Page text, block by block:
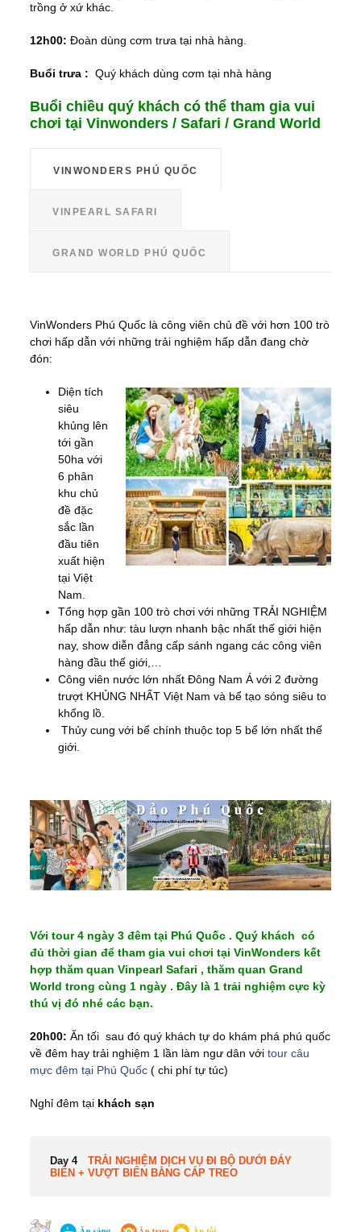
trồng ở xứ khác.
12h00: Đoàn dùng cơm trưa tại nhà hàng.
Buổi trưa : Quý khách dùng cơm tại nhà hàng
Buổi chiều quý khách có thể tham gia vui
chơi tại Vinwonders / Safari / Grand World
VINWONDERS PHÚ QUỐC
VINPEARL SAFARI
GRAND WORLD PHÚ QUỐC
VinWonders Phú Quốc là công viên chủ đề với hơn 100 trò
chơi hấp dẫn với những trải nghiệm hấp dẫn đang chờ
đón:
Diện tích
siêu
khủng lên
tới gần
50ha với
6 phân
khu chủ
đề đặc
sắc lần
đầu tiên
xuất hiện
tại Việt
Nam.
Tổng hợp gần 100 trò chơi với những TRẢI NGHIỆM
hấp dẫn như: tàu lượn nhanh bậc nhất thế giới hiện
nay, show diễn đẳng cấp sánh ngang các công viên
hàng đầu thế giới,…
Công viên nước lớn nhất Đông Nam Á với 2 đường
trượt KHỦNG NHẤT Việt Nam và bể tạo sóng siêu to
khổng lồ.
Thủy cung với bể chính thuộc top 5 bể lớn nhất thế
giới.
Với tour 4 ngày 3 đêm tại Phú Quốc . Quý khách có
đủ thời gian để tham gia vui chơi tại VinWonders kết
hợp thăm quan Vinpearl Safari , thăm quan Grand
World trong cùng 1 ngày . Đây là 1 trải nghiệm cực kỳ
thú vị đó nhé các bạn.
20h00: Ăn tối sau đó quý khách tự do khám phá phú quốc
về đêm hay trải nghiệm 1 lần làm ngư dân với tour câu
mực đêm tại Phú Quốc ( chi phí tự túc)
Nghỉ đêm tại khách sạn
Day 4
TRẢI NGHIỆM DỊCH VỤ ĐI BỘ DƯỚI ĐÁY
BIỂN + VƯỢT BIỂN BẰNG CÁP TREO